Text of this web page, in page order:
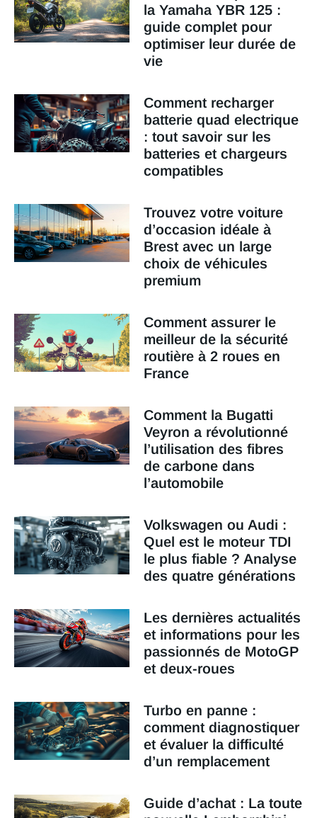
la Yamaha YBR 125 :
guide complet pour
optimiser leur durée de
vie
Comment recharger
batterie quad electrique
: tout savoir sur les
batteries et chargeurs
compatibles
Trouvez votre voiture
d’occasion idéale à
Brest avec un large
choix de véhicules
premium
Comment assurer le
meilleur de la sécurité
routière à 2 roues en
France
Comment la Bugatti
Veyron a révolutionné
l’utilisation des fibres
de carbone dans
l’automobile
Volkswagen ou Audi :
Quel est le moteur TDI
le plus fiable ? Analyse
des quatre générations
Les dernières actualités
et informations pour les
passionnés de MotoGP
et deux-roues
Turbo en panne :
comment diagnostiquer
et évaluer la difficulté
d’un remplacement
Guide d’achat : La toute